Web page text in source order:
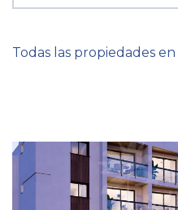
Todas las propiedades